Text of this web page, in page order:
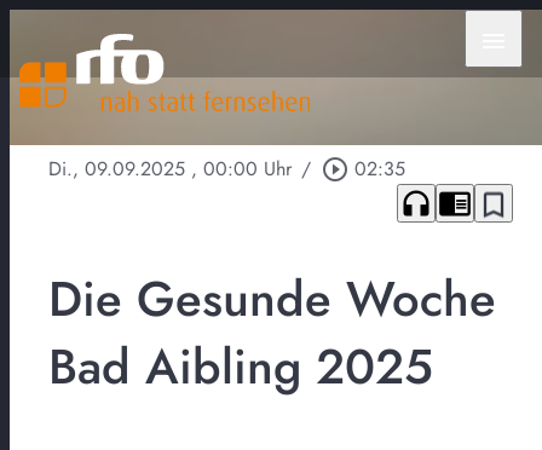
Di., 09.09.2025 , 00:00 Uhr / play_circle_outline 02:35
headphones chrome_reader_mode bookmark_border
Die Gesunde Woche
Bad Aibling 2025